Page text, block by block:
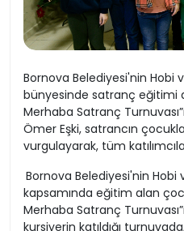
Bornova Belediyesi'nin Hobi
bünyesinde satranç eğitimi
Merhaba Satranç
Ömer Eşki, satrancın
vurgulayarak, tüm
Bornova Belediyesi'nin Hobi
kapsamında eğitim alan
Merhaba Satranç
kursiyerin katıldığı